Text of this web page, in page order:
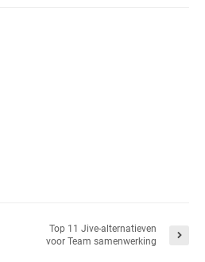
Top 11 Jive-alternatieven
voor Team samenwerking